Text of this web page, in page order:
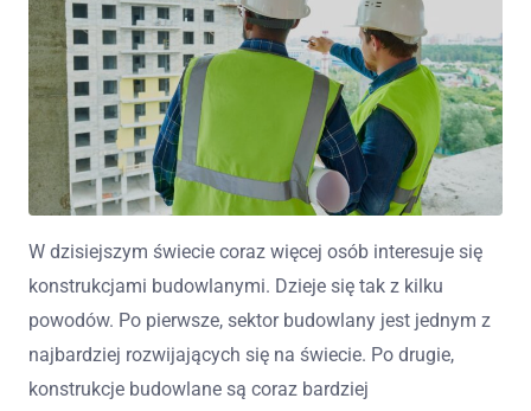
W dzisiejszym świecie coraz więcej osób interesuje się
konstrukcjami budowlanymi. Dzieje się tak z kilku
powodów. Po pierwsze, sektor budowlany jest jednym z
najbardziej rozwijających się na świecie. Po drugie,
konstrukcje budowlane są coraz bardziej